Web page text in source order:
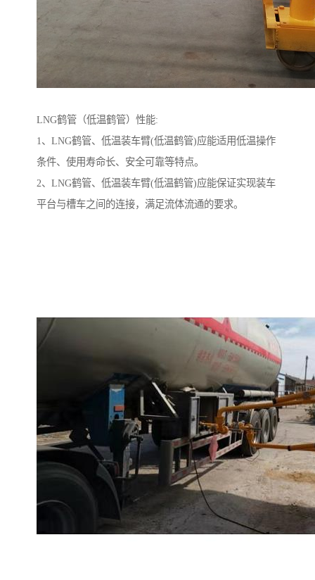
LNG鹤管（低温鹤管）性能:
1、LNG鹤管、低温装车臂(低温鹤管)应能适用低温操作
条件、使用寿命长、安全可靠等特点。
2、LNG鹤管、低温装车臂(低温鹤管)应能保证实现装车
平台与槽车之间的连接，满足流体流通的要求。